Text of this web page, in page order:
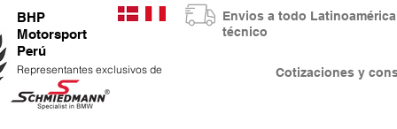
BHP
Motorsport
Perú
Representantes exclusivos de Cotizaciones y
Envios a todo
técnico